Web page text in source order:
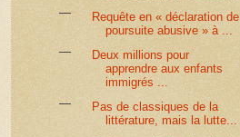
Requête en « déclaration de
poursuite abusive » à ...
Deux millions pour
apprendre aux enfants
immigrés ...
Pas de classiques de la
littérature, mais la lutte...